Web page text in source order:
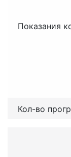
Показания
Кол-во